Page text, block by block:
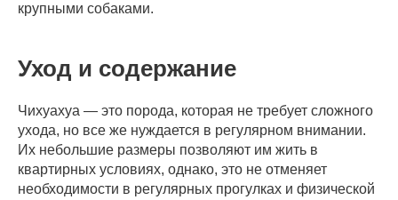
крупными собаками.
Уход и содержание
Чихуахуа — это порода, которая не требует сложного
ухода, но все же нуждается в регулярном внимании.
Их небольшие размеры позволяют им жить в
квартирных условиях, однако, это не отменяет
необходимости в регулярных прогулках и физической